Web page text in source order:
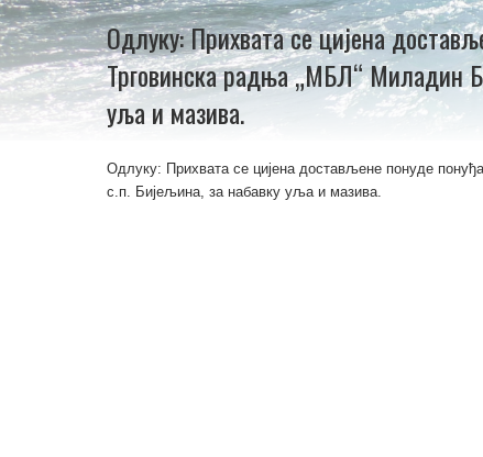
Одлуку: Прихвата се цијена
Трговинска радња „МБЛ“ Миладин
уља и мазива.
Одлуку: Прихвата се цијена достављене понуде
с.п. Бијељина, за набавку уља и мазива.